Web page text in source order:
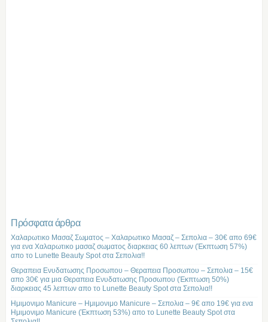
Πρόσφατα άρθρα
Χαλαρωτικο Μασαζ Σωματος – Χαλαρωτικο Μασαζ – Σεπολια – 30€ απο 69€
για ενα Χαλαρωτικο μασαζ σωματος διαρκειας 60 λεπτων (Έκπτωση 57%)
απο το Lunette Beauty Spot στα Σεπολια!!
Θεραπεια Ενυδατωσης Προσωπου – Θεραπεια Προσωπου – Σεπολια – 15€
απο 30€ για μια Θεραπεια Ενυδατωσης Προσωπου (Έκπτωση 50%)
διαρκειας 45 λεπτων απο το Lunette Beauty Spot στα Σεπολια!!
Ημιμονιμο Manicure – Ημιμονιμο Manicure – Σεπολια – 9€ απο 19€ για ενα
Ημιμονιμο Manicure (Έκπτωση 53%) απο το Lunette Beauty Spot στα